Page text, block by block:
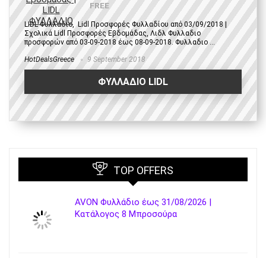
FREE
LIDL Φυλλάδιο, Lidl Προσφορές Φυλλαδίου από 03/09/2018 |
Σχολικά Lidl Προσφορές Εβδομάδας, Λιδλ Φυλλαδιο
προσφορών από 03-09-2018 έως 08-09-2018. Φυλλαδιο ...
HotDealsGreece 9 September 2018
ΦΥΛΛΑΔΙΟ LIDL
TOP OFFERS
AVON Φυλλάδιο έως 31/08/2026 |
Κατάλογος 8 Μπροσούρα